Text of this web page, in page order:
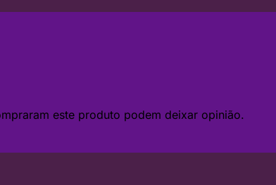
este produto podem deixar opinião.